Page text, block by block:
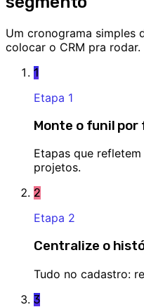
Um cronograma simples
colocar o CRM pra rodar.
1
Etapa 1
Monte o funil
Etapas que
projetos.
2
Etapa 2
Centralize o
Tudo no cadastro:
3